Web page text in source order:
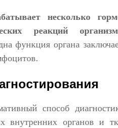
несколько
реакций
функция органа
способ
внутренних органов и